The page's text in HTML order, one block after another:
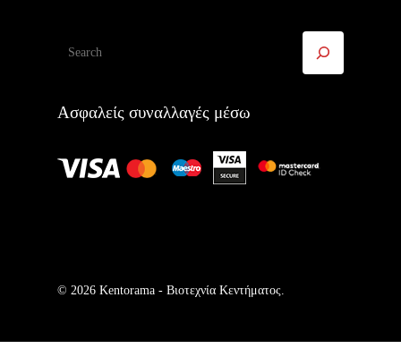
Ασφαλείς συναλλαγές μέσω
© 2026 Kentorama - Bιοτεχνία Kεντήματος.